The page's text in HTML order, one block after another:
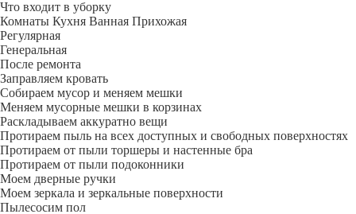
Что входит в уборку
Регу­лярная
Гене­ральная
После ремонта
Заправляем кровать
Собираем мусор и меняем мешки
Меняем мусорные мешки в корзинах
Раскладываем аккуратно вещи
Протираем пыль на всех доступных и свободных поверхностях
Протираем от пыли торшеры и настенные бра
Протираем от пыли подоконники
Моем дверные ручки
Моем зеркала и зеркальные поверхности
Пылесосим пол